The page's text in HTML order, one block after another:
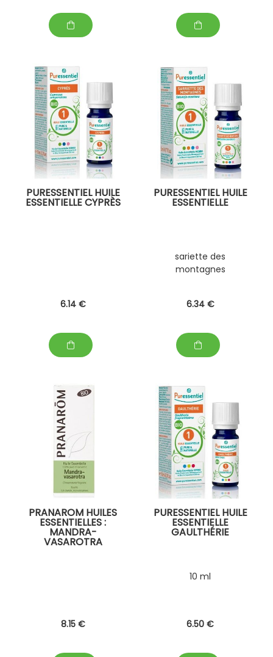
PURESSENTIEL HUILE
ESSENTIELLE CYPRÈS
6.14 €
PURESSENTIEL HUILE
ESSENTIELLE
sariette des
montagnes
6.34 €
PRANAROM HUILES
ESSENTIELLES :
MANDRA-
VASAROTRA
8.15 €
PURESSENTIEL HUILE
ESSENTIELLE
GAULTHÉRIE
10 ml
6.50 €